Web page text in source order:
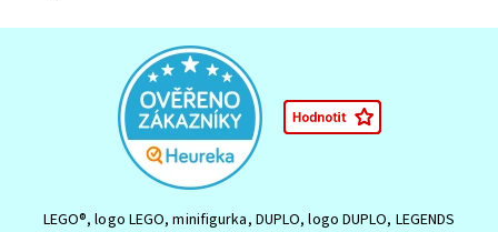
LEGO®, logo LEGO, minifigurka, DUPLO, logo DUPLO, LEGENDS